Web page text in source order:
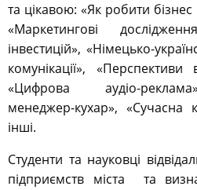
та цікавою: «Як робити бізнес
«Маркетингові
інвестицій», «Німецько-
комунікації»,
«Цифрова аудіо-
менеджер-кухар», «Сучасна
інші.
Студенти та науковці
підприємств міста та